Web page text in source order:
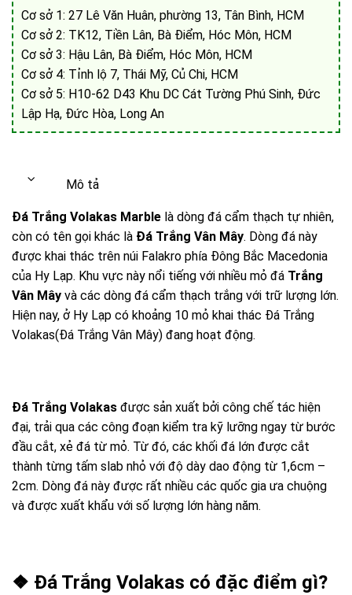
Cơ sở 1: 27 Lê Văn Huân, phường 13, Tân Bình, HCM
Cơ sở 2: TK12, Tiền Lân, Bà Điểm, Hóc Môn, HCM
Cơ sở 3: Hậu Lân, Bà Điểm, Hóc Môn, HCM
Cơ sở 4: Tỉnh lộ 7, Thái Mỹ, Củ Chi, HCM
Cơ sở 5: H10-62 D43 Khu DC Cát Tường Phú Sinh, Đức
Lập Hạ, Đức Hòa, Long An
Mô tả
Đá Trắng Volakas Marble là dòng đá cẩm thạch tự nhiên,
còn có tên gọi khác là Đá Trắng Vân Mây. Dòng đá này
được khai thác trên núi Falakro phía Đông Bắc Macedonia
của Hy Lạp. Khu vực này nổi tiếng với nhiều mỏ đá Trắng
Vân Mây và các dòng đá cẩm thạch trắng với trữ lượng lớn.
Hiện nay, ở Hy Lạp có khoảng 10 mỏ khai thác Đá Trắng
Volakas(Đá Trắng Vân Mây) đang hoạt động.
Đá Trắng Volakas được sản xuất bởi công chế tác hiện
đại, trải qua các công đoạn kiểm tra kỹ lưỡng ngay từ bước
đầu cắt, xẻ đá từ mỏ. Từ đó, các khối đá lớn được cắt
thành từng tấm slab nhỏ với độ dày dao động từ 1,6cm –
2cm. Dòng đá này được rất nhiều các quốc gia ưa chuộng
và được xuất khẩu với số lượng lớn hàng năm.
❖ Đá Trắng Volakas có đặc điểm gì?